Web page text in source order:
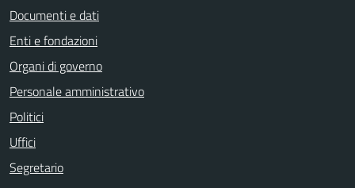
Documenti e dati
Enti e fondazioni
Organi di governo
Personale amministrativo
Politici
Uffici
Segretario